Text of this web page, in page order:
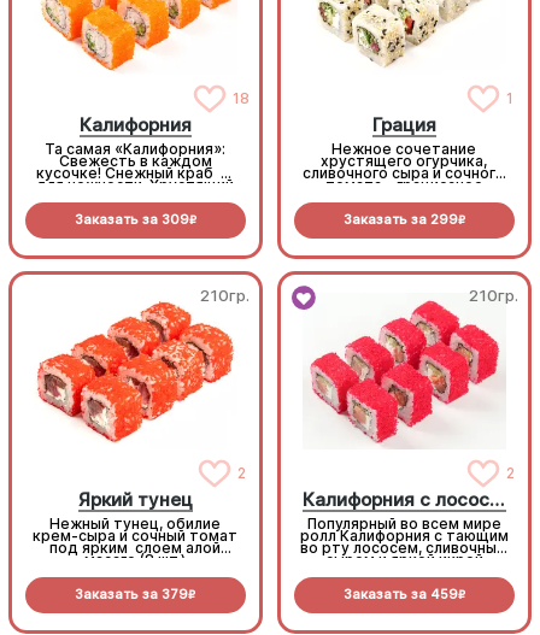
18
Калифорния
Та самая «Калифорния»:
Свежесть в каждом
кусочке! Снежный краб —
для нежности. Хрустящий
сочности. Икра масаго —
для яркого вкуса (8 шт.)
Заказать за 309R
1
Грация
Нежное сочетание
хрустящего огурчика,
сливочного сыра и сочного
томата - грациозное
Заказать за 299R
210гр.
2
Яркий тунец
Нежный тунец, обилие
крем-сыра и сочный томат
под ярким слоем алой
масаго (8 шт.)
Заказать за 379R
210гр.
2
Калифорния с лососем
Популярный во всем мире
ролл Калифорния с тающим
во рту лососем, сливочным
сыром и яркой икрой
Заказать за 459R